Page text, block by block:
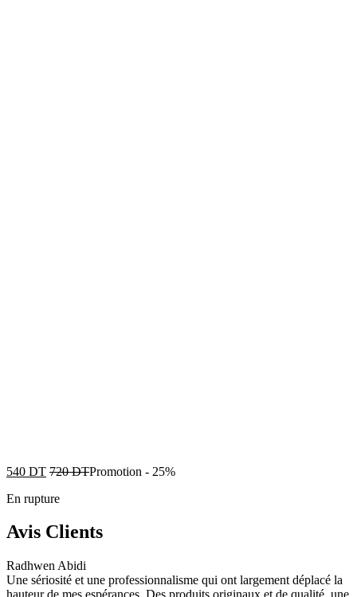
540 DT 720DTPromotion - 25%
En rupture
Avis Clients
Radhwen Abidi
Une sériosité et une professionnalisme qui ont largement déplacé la